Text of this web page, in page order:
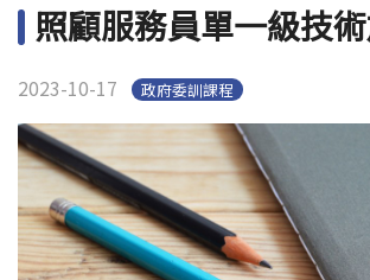
學校首頁(link is external)
樂齡專區
English
照顧服務員單一級技
2023-10-17 政府委訓課程